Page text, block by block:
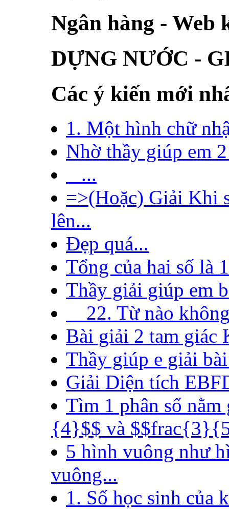
Ngân hàng - Web
DỰNG NƯỚC -
Các ý kiến mới
1. Một hình chữ
Nhờ thầy giúp em
...
=>(Hoặc) Giải Khi
lên...
Đẹp quá...
Tổng của hai số là
Thầy giải giúp em
22. Từ nào
Bài giải 2 tam giác
Thầy giúp e giải
Giải Diện tích
Tìm 1 phân số
{4}$$ và
5 hình vuông như
vuông...
1. Số học sinh của